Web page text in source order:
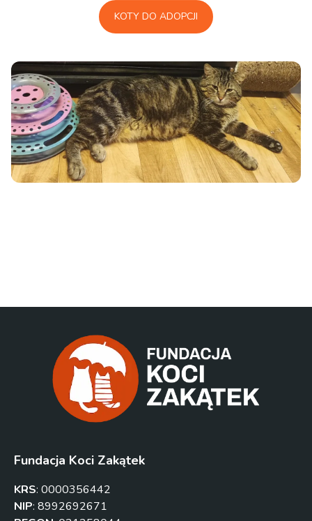
KOTY DO ADOPCJI
Fundacja Koci Zakątek
KRS: 0000356442
NIP: 8992692671